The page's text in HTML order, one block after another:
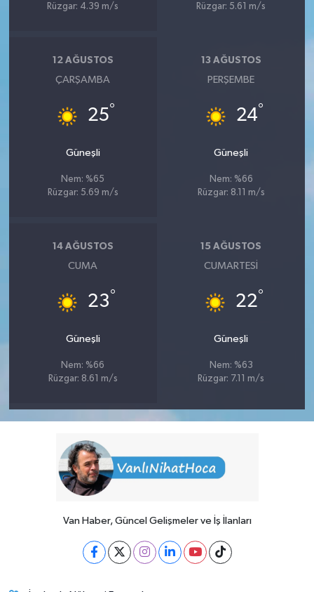
Rüzgar: 4.39 m/s
Rüzgar: 5.61 m/s
12 AĞUSTOS
ÇARŞAMBA
25°
Güneşli
Nem: %65
Rüzgar: 5.69 m/s
13 AĞUSTOS
PERŞEMBE
24°
Güneşli
Nem: %66
Rüzgar: 8.11 m/s
14 AĞUSTOS
CUMA
23°
Güneşli
Nem: %66
Rüzgar: 8.61 m/s
15 AĞUSTOS
CUMARTESI
22°
Güneşli
Nem: %63
Rüzgar: 7.11 m/s
Van Haber, Güncel Gelişmeler ve İş İlanları